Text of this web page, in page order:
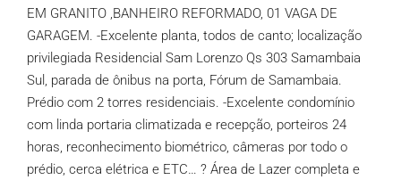
EM GRANITO ,BANHEIRO REFORMADO, 01 VAGA DE
GARAGEM. -Excelente planta, todos de canto; localização
privilegiada Residencial Sam Lorenzo Qs 303 Samambaia
Sul, parada de ônibus na porta, Fórum de Samambaia.
Prédio com 2 torres residenciais. -Excelente condomínio
com linda portaria climatizada e recepção, porteiros 24
horas, reconhecimento biométrico, câmeras por todo o
prédio, cerca elétrica e ETC… ? Área de Lazer completa e